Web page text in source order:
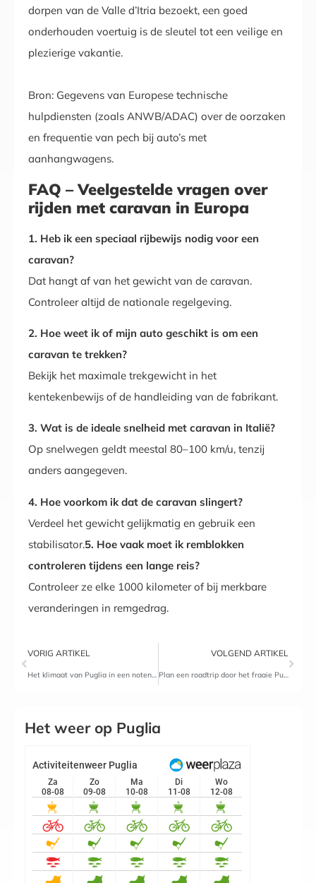
dorpen van de Valle d’Itria bezoekt, een goed
onderhouden voertuig is de sleutel tot een veilige en
plezierige vakantie.
Bron: Gegevens van Europese technische
hulpdiensten (zoals ANWB/ADAC) over de oorzaken
en frequentie van pech bij auto’s met
aanhangwagens.
FAQ – Veelgestelde vragen over
rijden met caravan in Europa
1. Heb ik een speciaal rijbewijs nodig voor een
caravan?
Dat hangt af van het gewicht van de caravan.
Controleer altijd de nationale regelgeving.
2. Hoe weet ik of mijn auto geschikt is om een
caravan te trekken?
Bekijk het maximale trekgewicht in het
kentekenbewijs of de handleiding van de fabrikant.
3. Wat is de ideale snelheid met caravan in Italië?
Op snelwegen geldt meestal 80–100 km/u, tenzij
anders aangegeven.
4. Hoe voorkom ik dat de caravan slingert?
Verdeel het gewicht gelijkmatig en gebruik een
stabilisator.5. Hoe vaak moet ik remblokken
controleren tijdens een lange reis?
Controleer ze elke 1000 kilometer of bij merkbare
veranderingen in remgedrag.
VORIG ARTIKEL
Het klimaat van Puglia in een notendop
VOLGEND ARTIKEL
Plan een roadtrip door het fraaie Puglia
Het weer op Puglia